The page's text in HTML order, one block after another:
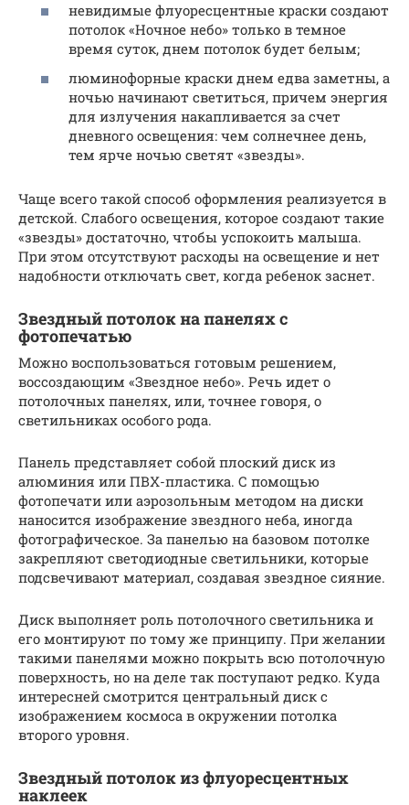
невидимые флуоресцентные краски создают
потолок «Ночное небо» только в темное
время суток, днем потолок будет белым;
люминофорные краски днем едва заметны, а
ночью начинают светиться, причем энергия
для излучения накапливается за счет
дневного освещения: чем солнечнее день,
тем ярче ночью светят «звезды».
Чаще всего такой способ оформления реализуется в
детской. Слабого освещения, которое создают такие
«звезды» достаточно, чтобы успокоить малыша.
При этом отсутствуют расходы на освещение и нет
надобности отключать свет, когда ребенок заснет.
Звездный потолок на панелях с
фотопечатью
Можно воспользоваться готовым решением,
воссоздающим «Звездное небо». Речь идет о
потолочных панелях, или, точнее говоря, о
светильниках особого рода.
Панель представляет собой плоский диск из
алюминия или ПВХ-пластика. С помощью
фотопечати или аэрозольным методом на диски
наносится изображение звездного неба, иногда
фотографическое. За панелью на базовом потолке
закрепляют светодиодные светильники, которые
подсвечивают материал, создавая звездное сияние.
Диск выполняет роль потолочного светильника и
его монтируют по тому же принципу. При желании
такими панелями можно покрыть всю потолочную
поверхность, но на деле так поступают редко. Куда
интересней смотрится центральный диск с
изображением космоса в окружении потолка
второго уровня.
Звездный потолок из флуоресцентных
наклеек